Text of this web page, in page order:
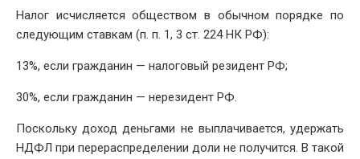
Налог исчисляется обществом в обычном порядке по
следующим ставкам (п. п. 1, 3 ст. 224 НК РФ):
13%, если гражданин — налоговый резидент РФ;
30%, если гражданин — нерезидент РФ.
Поскольку доход деньгами не выплачивается, удержать
НДФЛ при перераспределении доли не получится. В такой